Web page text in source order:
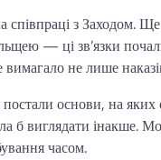
співпраці з
— ці зв’язки
вимагало не лише
постали основи, на
б виглядати інакше.
часом.